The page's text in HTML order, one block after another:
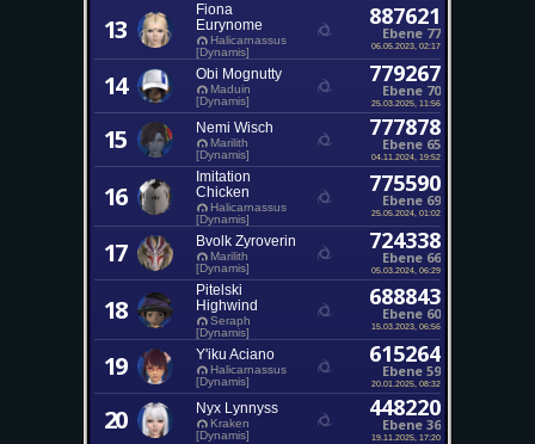
13
Fiona
Eurynome
Halicarnassus
[Dynamis]
887621
Ebene 77
06.05.2023, 02:17
14 Obi Mognutty
Maduin
[Dynamis]
779267
Ebene 70
25.03.2025, 11:56
15 Nemi Wisch
Marilith
[Dynamis]
777878
Ebene 65
04.11.2024, 19:52
16
Imitation
Chicken
Halicarnassus
[Dynamis]
775590
Ebene 69
25.05.2024, 01:02
17 Bvolk Zyroverin
Marilith
[Dynamis]
724338
Ebene 66
05.03.2024, 06:29
18
Pitelski
Highwind
Seraph
[Dynamis]
688843
Ebene 60
15.03.2023, 06:56
19 Y'iku Aciano
Halicarnassus
[Dynamis]
615264
Ebene 59
20.01.2025, 08:32
20 Nyx Lynnyss
Kraken
[Dynamis]
448220
Ebene 36
19.11.2025, 17:20